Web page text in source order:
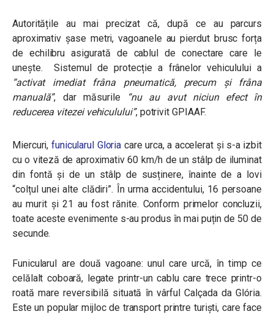
Autoritățile au mai precizat că, după ce au parcurs
aproximativ șase metri, vagoanele au pierdut brusc forța
de echilibru asigurată de cablul de conectare care le
unește. Sistemul de protecție a frânelor vehiculului a
“activat imediat frâna pneumatică, precum și frâna
manuală”, dar măsurile
“nu au avut niciun efect în
reducerea vitezei vehiculului”, potrivit GPIAAF.
Miercuri, funicularul Gloria care urca, a accelerat și s-a izbit
cu o viteză de aproximativ 60 km/h de un stâlp de iluminat
din fontă și de un stâlp de susținere, înainte de a lovi
“colțul unei alte clădiri”. În urma accidentului, 16 persoane
au murit și 21 au fost rănite. Conform primelor concluzii,
toate aceste evenimente s-au produs în mai puțin de 50 de
secunde.
Funicularul are două vagoane: unul care urcă, în timp ce
celălalt coboară, legate printr-un cablu care trece printr-o
roată mare reversibilă situată în vârful Calçada da Glória.
Este un popular mijloc de transport printre turiști, care face